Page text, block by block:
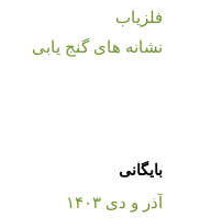
فلزیاب
نشانه های گنج یابی
بایگانی
آذر و دی ۱۴۰۳